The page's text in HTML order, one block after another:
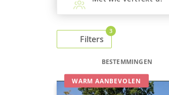
Filters
3
BESTEMMINGEN